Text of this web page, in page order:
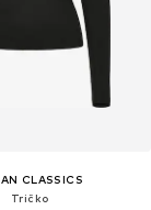
CLASSICS
Tričko